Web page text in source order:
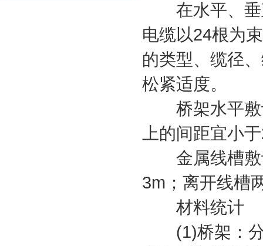
在水平、垂
电缆以24根为
的类型、缆径
松紧适度。
桥架水平敷
上的间距宜小
金属线槽敷
3m；离开线槽
材料统计
(1)桥架：分